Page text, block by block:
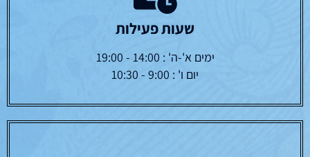
שעות פעילות
ימים א'-ה' : 14:00 - 19:00
יום ו' : 9:00 - 10:30